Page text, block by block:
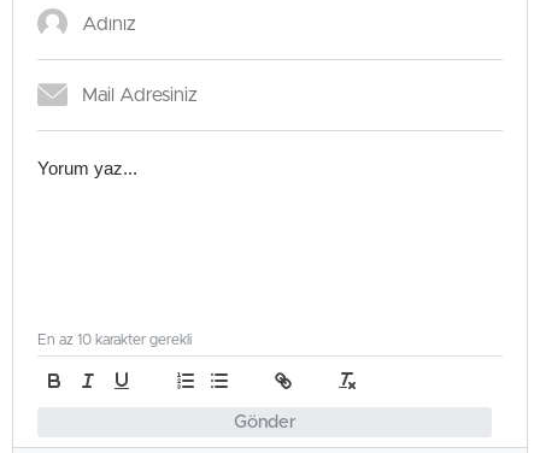
Gönder
En az 10 karakter gerekli